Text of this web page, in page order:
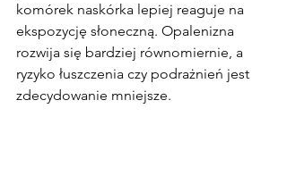
komórek naskórka lepiej reaguje na
ekspozycję słoneczną. Opalenizna
rozwija się bardziej równomiernie, a
ryzyko łuszczenia czy podrażnień jest
zdecydowanie mniejsze.